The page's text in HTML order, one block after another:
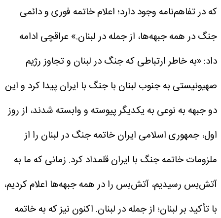
که در تفاهم‌نامه وجود دارد؛ اعلام خاتمه فوری و دائمی
جنگ در همه جبهه‌ها، از جمله در لبنان.» عراقچی ادامه
داد: «به خاطر ارتباطی که جنگ در لبنان و تجاوز رژیم
صهیونیستی به جنوب لبنان با جنگ با ایران پیدا کرد و این
دو جبهه به نوعی به یکدیگر پیوسته و وابسته شدند، از روز
اول، جمهوری اسلامی ایران خاتمه جنگ در لبنان را از
ملزومات خاتمه جنگ با ایران قلمداد کرد. زمانی که ما به
آتش‌بس رسیدیم، آتش‌بس را در همه جبهه‌ها اعلام کردیم،
با تأکید بر لبنان؛ از جمله در لبنان. اکنون نیز که به خاتمه